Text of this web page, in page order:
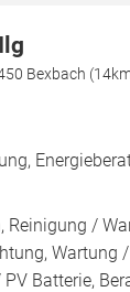
Bexbach
Reinigung /
Wartung
Batterie,